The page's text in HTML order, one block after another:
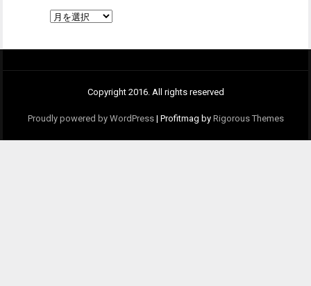
月
Copyright 2016. All rights reserved
Proudly powered by WordPress | Profitmag by Rigorous Themes